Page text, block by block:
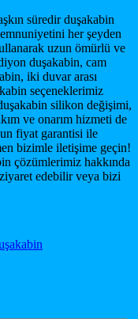
süredir duşakabin
her şeyden
uzun ömürlü ve
duşakabin, cam
iki duvar arası
seçeneklerimiz
silikon değişimi,
ve onarım hizmeti de
fiyat garantisi ile
bizimle iletişime geçin!
çözümlerimiz hakkında
edebilir veya bizi